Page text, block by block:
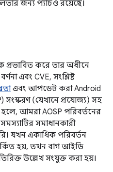
জন্য প্যাচও রয়েছে।
প্রভাবিত করে তার অধীনে
এবং CVE, সংশ্লিষ্ট
এবং আপডেট করা Android
সংস্করণ (যেখানে প্রযোজ্য) সহ
আমরা AOSP পরিবর্তনের
সমাধানকারী
যখন একাধিক পরিবর্তন
হয়, তখন বাগ আইডি
উল্লেখ সংযুক্ত করা হয়।